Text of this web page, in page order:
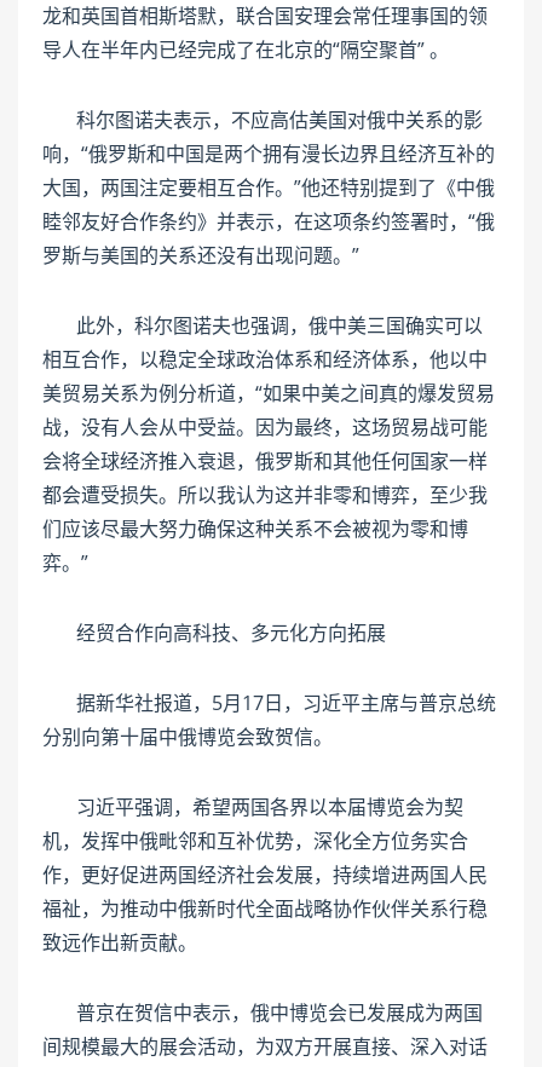
龙和英国首相斯塔默，联合国安理会常任理事国的领
导人在半年内已经完成了在北京的“隔空聚首” 。
科尔图诺夫表示，不应高估美国对俄中关系的影
响，“俄罗斯和中国是两个拥有漫长边界且经济互补的
大国，两国注定要相互合作。”他还特别提到了《中俄
睦邻友好合作条约》并表示，在这项条约签署时，“俄
罗斯与美国的关系还没有出现问题。”
此外，科尔图诺夫也强调，俄中美三国确实可以
相互合作，以稳定全球政治体系和经济体系，他以中
美贸易关系为例分析道，“如果中美之间真的爆发贸易
战，没有人会从中受益。因为最终，这场贸易战可能
会将全球经济推入衰退，俄罗斯和其他任何国家一样
都会遭受损失。所以我认为这并非零和博弈，至少我
们应该尽最大努力确保这种关系不会被视为零和博
弈。”
经贸合作向高科技、多元化方向拓展
据新华社报道，5月17日，习近平主席与普京总统
分别向第十届中俄博览会致贺信。
习近平强调，希望两国各界以本届博览会为契
机，发挥中俄毗邻和互补优势，深化全方位务实合
作，更好促进两国经济社会发展，持续增进两国人民
福祉，为推动中俄新时代全面战略协作伙伴关系行稳
致远作出新贡献。
普京在贺信中表示，俄中博览会已发展成为两国
间规模最大的展会活动，为双方开展直接、深入对话